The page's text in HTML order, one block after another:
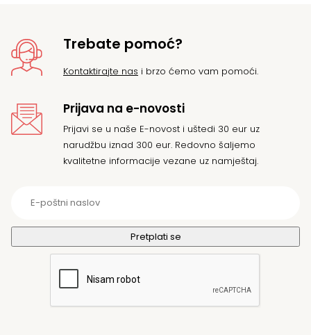
Trebate pomoć?
Kontaktirajte nas i brzo ćemo vam pomoći.
Prijava na e-novosti
Prijavi se u naše E-novost i uštedi 30 eur uz
narudžbu iznad 300 eur. Redovno šaljemo
kvalitetne informacije vezane uz namještaj.